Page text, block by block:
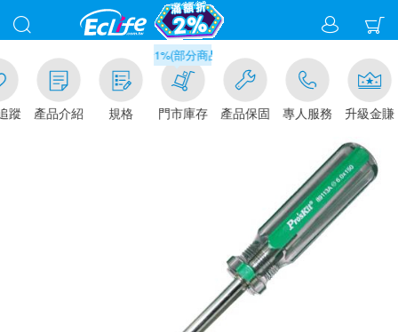
蹤 產品介紹 規格
滿千元門市取貨現折1%(部分商品不適用)-請點我看
門市庫存 產品保固 專人服務 升級金賺